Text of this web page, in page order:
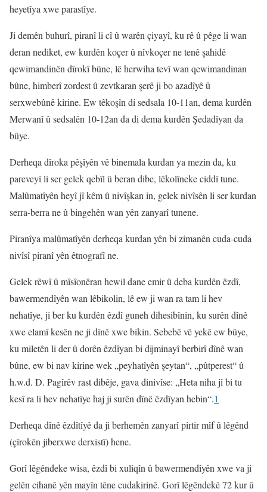
heyetîya xwe parastîye.
Ji demên buhurî, piranî li cî û warên çiyayî, ku rê û pêge li wan
deran nediket, ew kurdên koçer û nîvkoçer ne tenê şahidê
qewimandinên dîrokî bûne, lê herwiha tevî wan qewimandinan
bûne, himberî zordest û zevtkaran şerê ji bo azadîyê û
serxwebûnê kirine. Ew têkoşîn di sedsala 10-11an, dema kurdên
Merwanî û sedsalên 10-12an da di dema kurdên Şedadîyan da
bûye.
Derheqa dîroka pêşîyên vê binemala kurdan ya mezin da, ku
pareveyî li ser gelek qebîl û beran dibe, lêkolîneke ciddî tune.
Malûmatîyên heyî jî kêm û nivîşkan in, gelek nivîsên li ser kurdan
serra-berra ne û bingehên wan yên zanyarî tunene.
Piranîya malûmatîyên derheqa kurdan yên bi zimanên cuda-cuda
nivîsî piranî yên êtnografî ne.
Gelek rêwî û mîsîonêran hewil dane emir û deba kurdên êzdî,
bawermendîyên wan lêbikolin, lê ew ji wan ra tam li hev
nehatîye, ji ber ku kurdên êzdî guneh dihesibînin, ku surên dînê
xwe elamî kesên ne ji dînê xwe bikin. Sebebê vê yekê ew bûye,
ku miletên li der û dorên êzdîyan bi dijminayî berbirî dînê wan
bûne, ew bi nav kirine wek „peyhatîyên şeytan“, „pûtperest“ û
h.w.d. D. Pagîrêv rast dibêje, gava dinivîse: „Heta niha jî bi tu
kesî ra li hev nehatîye haj ji surên dînê êzdîyan hebin“.1
Derheqa dînê êzdîtîyê da ji berhemên zanyarî pirtir mîf û lêgênd
(çîrokên jiberxwe derxistî) hene.
Gorî lêgêndeke wisa, êzdî bi xuliqîn û bawermendîyên xwe va ji
gelên cihanê yên mayîn têne cudakirinê. Gorî lêgêndekê 72 kur û